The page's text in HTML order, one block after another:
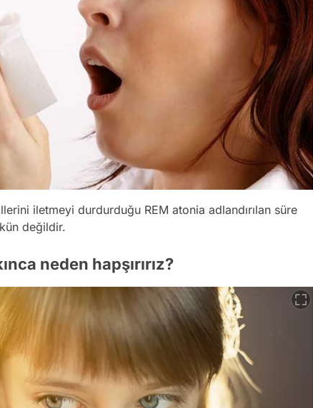
iletmeyi durdurduğu REM atonia adlandırılan süre
değildir.
neden hapşırırız?